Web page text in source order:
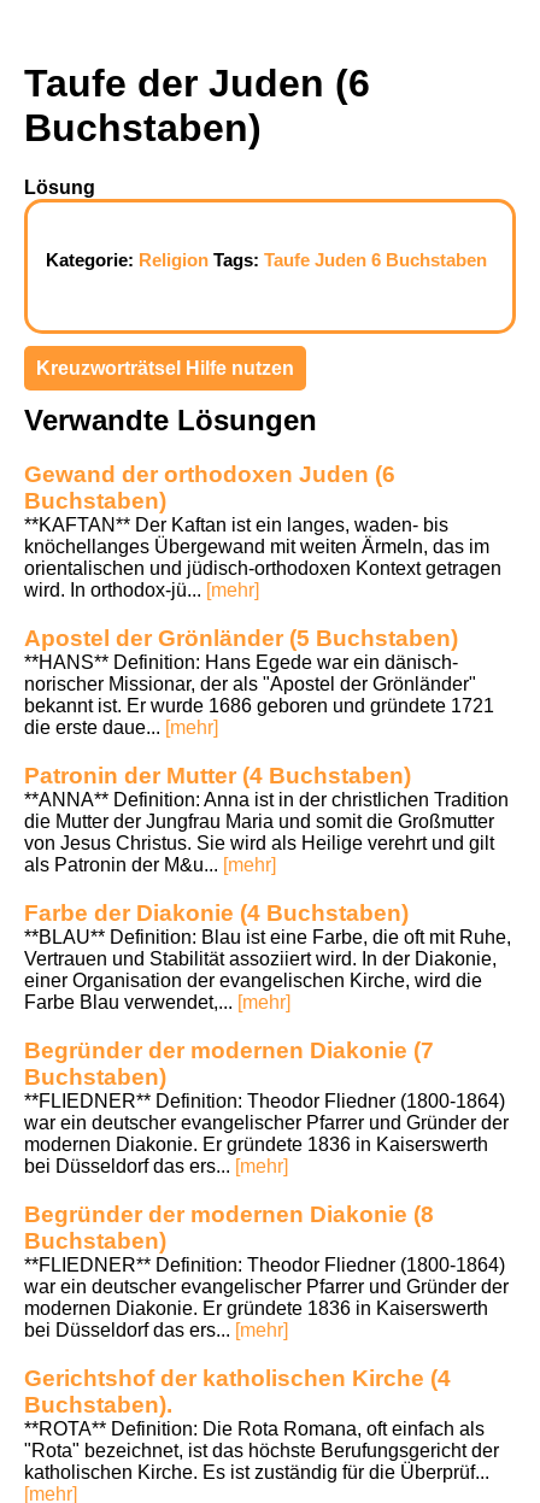
Taufe der Juden (6
Buchstaben)
Lösung
Kategorie: Religion Tags: Taufe Juden 6 Buchstaben
Kreuzworträtsel Hilfe nutzen
Verwandte Lösungen
Gewand der orthodoxen Juden (6
Buchstaben)
**KAFTAN** Der Kaftan ist ein langes, waden- bis
knöchellanges Übergewand mit weiten Ärmeln, das im
orientalischen und jüdisch-orthodoxen Kontext getragen
wird. In orthodox-jü... [mehr]
Apostel der Grönländer (5 Buchstaben)
**HANS** Definition: Hans Egede war ein dänisch-
norischer Missionar, der als "Apostel der Grönländer"
bekannt ist. Er wurde 1686 geboren und gründete 1721
die erste daue... [mehr]
Patronin der Mutter (4 Buchstaben)
**ANNA** Definition: Anna ist in der christlichen Tradition
die Mutter der Jungfrau Maria und somit die Großmutter
von Jesus Christus. Sie wird als Heilige verehrt und gilt
als Patronin der M&u... [mehr]
Farbe der Diakonie (4 Buchstaben)
**BLAU** Definition: Blau ist eine Farbe, die oft mit Ruhe,
Vertrauen und Stabilität assoziiert wird. In der Diakonie,
einer Organisation der evangelischen Kirche, wird die
Farbe Blau verwendet,... [mehr]
Begründer der modernen Diakonie (7
Buchstaben)
**FLIEDNER** Definition: Theodor Fliedner (1800-1864)
war ein deutscher evangelischer Pfarrer und Gründer der
modernen Diakonie. Er gründete 1836 in Kaiserswerth
bei Düsseldorf das ers... [mehr]
Begründer der modernen Diakonie (8
Buchstaben)
**FLIEDNER** Definition: Theodor Fliedner (1800-1864)
war ein deutscher evangelischer Pfarrer und Gründer der
modernen Diakonie. Er gründete 1836 in Kaiserswerth
bei Düsseldorf das ers... [mehr]
Gerichtshof der katholischen Kirche (4
Buchstaben).
**ROTA** Definition: Die Rota Romana, oft einfach als
"Rota" bezeichnet, ist das höchste Berufungsgericht der
katholischen Kirche. Es ist zuständig für die Überprüf...
[mehr]